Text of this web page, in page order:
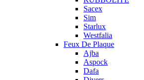
Sacex
Sim
Starlux
Westfalia
Feux De Plaque
Ajba
Aspock
Dafa